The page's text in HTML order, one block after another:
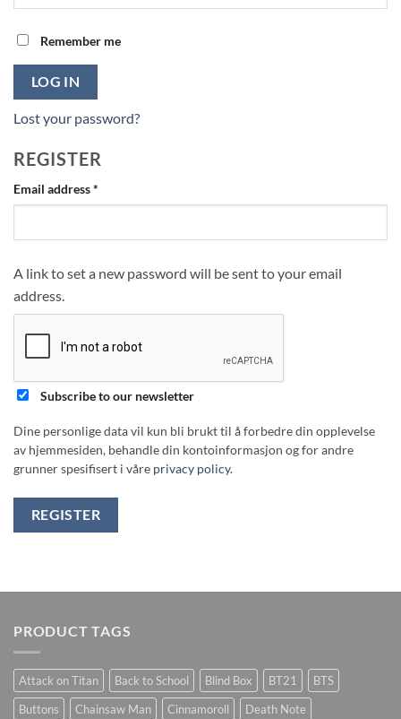
Remember me
LOG IN
Lost your password?
REGISTER
Email address*
A link to set a new password will be sent to your email
address.
Subscribe to our newsletter
Dine personlige data vil kun bli brukt til å forbedre din opplevelse
av hjemmesiden, behandle din kontoinformasjon og for andre
grunner spesifisert i våre privacy policy.
REGISTER
PRODUCT TAGS
Attack on Titan Back to School Blind Box BT21
BTS
Buttons
Chainsaw Man Cinnamoroll
Death Note